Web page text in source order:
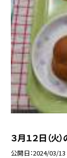
３月１２日（火
公開日 2024/03/13